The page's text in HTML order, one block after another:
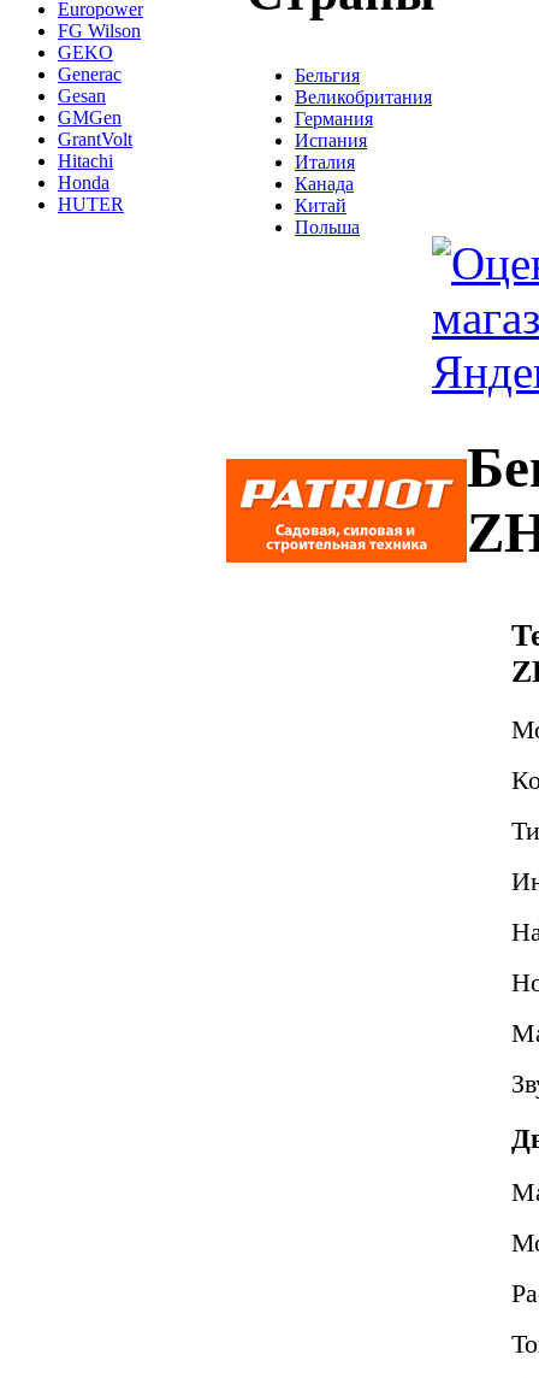
Europower
FG Wilson
GEKO
Generac
Gesan
GMGen
GrantVolt
Hitachi
Honda
HUTER
Бельгия
Великобритания
Германия
Испания
Италия
Канада
Китай
Польша